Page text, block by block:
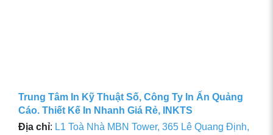
Trung Tâm In Kỹ Thuật Số, Công Ty In Ấn Quảng
Cáo. Thiết Kế In Nhanh Giá Rẻ, INKTS
Địa chỉ: L1 Toà Nhà MBN Tower, 365 Lê Quang Định,